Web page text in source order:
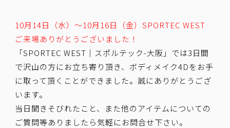
10月14日（水）～10月16日（金）SPORTEC WEST
ご来場ありがとうございました！
「SPORTEC WEST｜スポルテック-大阪」では3日間
で沢山の方にお立ち寄り頂き、ボディメイク4Dをお手
に取って頂くことができました。誠にありがとうござ
います。
当日聞きそびれたこと、また他のアイテムについての
ご質問等ありましたら気軽にお問合せ下さい。